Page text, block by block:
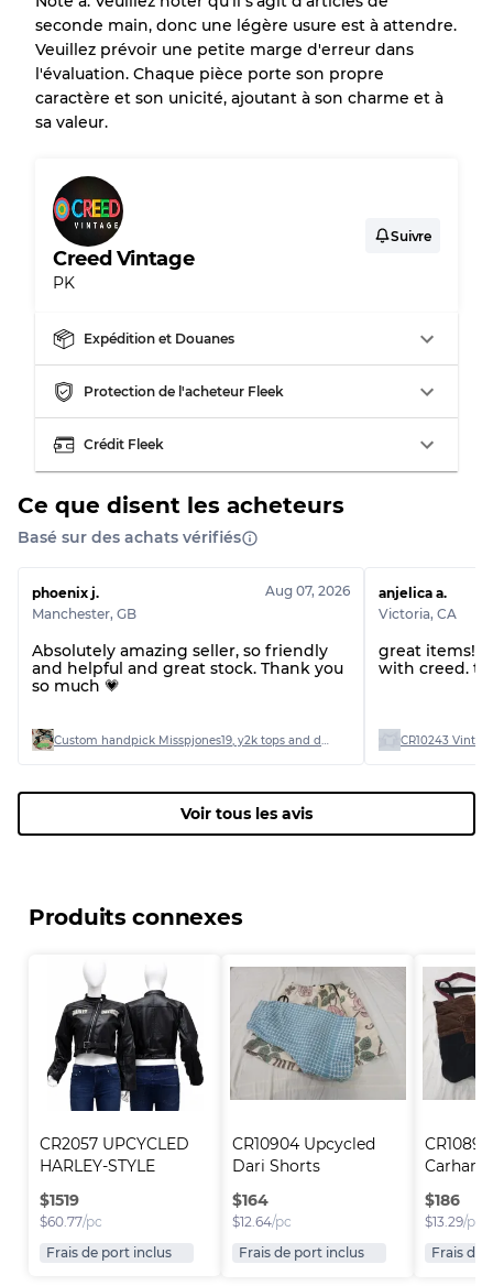
Notre système à 3 niveaux
Qualité APresque neuf, usure légère
Qualité C
Répartition pour ratios mixtes
Qualité AB
70% A, 30% B
Qualité BC
60% B, 40% C
Qualité ABC
30% A, 40% B, 30% C
seconde main, donc une légère usure est à attendre.
Veuillez prévoir une petite marge d'erreur dans
l'évaluation. Chaque pièce porte son propre
caractère et son unicité, ajoutant à son charme et à
sa valeur.
Creed Vintage
PK
Suivre
Expédition et Douanes
Protection de l'acheteur Fleek
Crédit Fleek
Ce que disent les acheteurs
Basé sur des achats vérifiés
phoenix j.
Manchester, GB
Aug 07, 2026
Absolutely amazing seller, so friendly
and helpful and great stock. Thank you
so much 💗
anjelica a.
Victoria, CA
great items!
with creed.
CR10243
Voir tous les avis
Produits connexes
CR2057 UPCYCLED
HARLEY-STYLE
CROPPE..
$1519
$60.77/pc
Frais de port inclus
CR10904 Upcycled
Dari Shorts
$164
$12.64/pc
Frais de port inclus
Carhartt
$186
$13.29/pc
Frais de